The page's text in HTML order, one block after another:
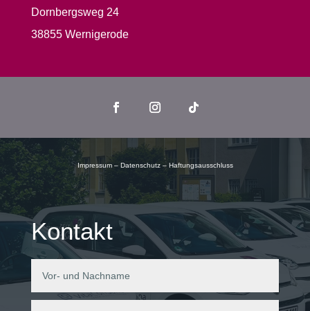
Dornbergsweg 24
38855 Wernigerode
Impressum – Datenschutz – Haftungsausschluss
Kontakt